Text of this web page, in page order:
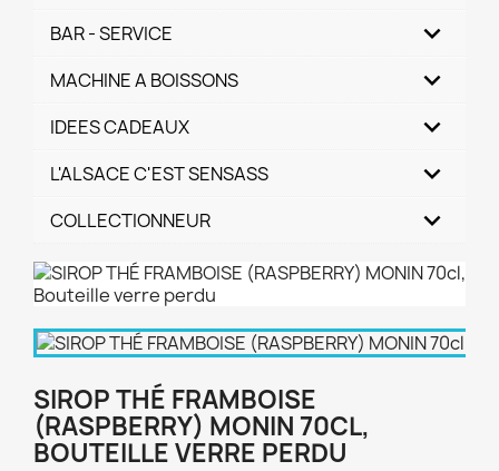
BAR - SERVICE
MACHINE A BOISSONS
IDEES CADEAUX
L'ALSACE C'EST SENSASS
COLLECTIONNEUR
SIROP THÉ FRAMBOISE
(RASPBERRY) MONIN 70CL,
BOUTEILLE VERRE PERDU